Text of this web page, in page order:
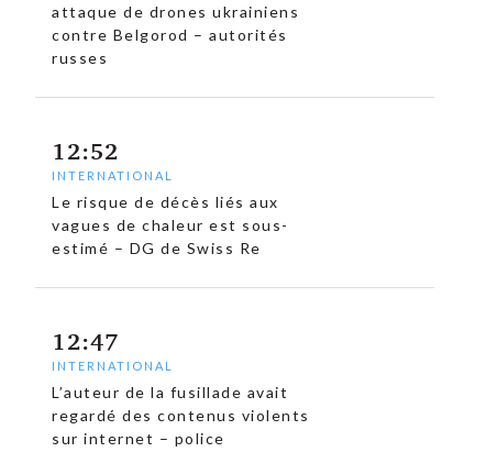
attaque de drones ukrainiens
contre Belgorod – autorités
russes
12:52
INTERNATIONAL
Le risque de décès liés aux
vagues de chaleur est sous-
estimé – DG de Swiss Re
12:47
INTERNATIONAL
L’auteur de la fusillade avait
regardé des contenus violents
sur internet – police